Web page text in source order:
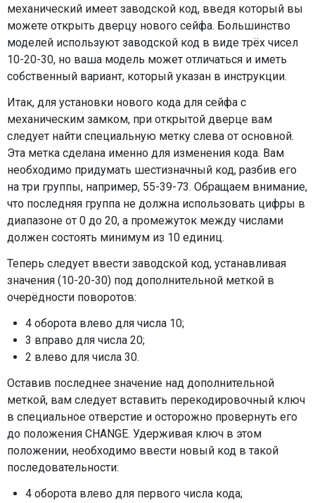
механический имеет заводской код, введя который вы
можете открыть дверцу нового сейфа. Большинство
моделей используют заводской код в виде трёх чисел
10-20-30, но ваша модель может отличаться и иметь
собственный вариант, который указан в инструкции.
Итак, для установки нового кода для сейфа с
механическим замком, при открытой дверце вам
следует найти специальную метку слева от основной.
Эта метка сделана именно для изменения кода. Вам
необходимо придумать шестизначный код, разбив его
на три группы, например, 55-39-73. Обращаем внимание,
что последняя группа не должна использовать цифры в
диапазоне от 0 до 20, а промежуток между числами
должен состоять минимум из 10 единиц.
Теперь следует ввести заводской код, устанавливая
значения (10-20-30) под дополнительной меткой в
очерёдности поворотов:
4 оборота влево для числа 10;
3 вправо для числа 20;
2 влево для числа 30.
Оставив последнее значение над дополнительной
меткой, вам следует вставить перекодировочный ключ
в специальное отверстие и осторожно провернуть его
до положения CHANGE. Удерживая ключ в этом
положении, необходимо ввести новый код в такой
последовательности:
4 оборота влево для первого числа кода;